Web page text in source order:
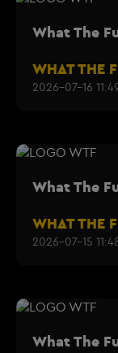
What The
WHAT THE
2026-07-16
What The
WHAT THE
2026-07-15
What The